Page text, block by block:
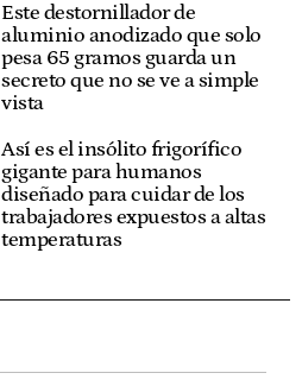
Este destornillador de
aluminio anodizado que solo
pesa 65 gramos guarda un
secreto que no se ve a simple
vista
Así es el insólito frigorífico
gigante para humanos
diseñado para cuidar de los
trabajadores expuestos a altas
temperaturas